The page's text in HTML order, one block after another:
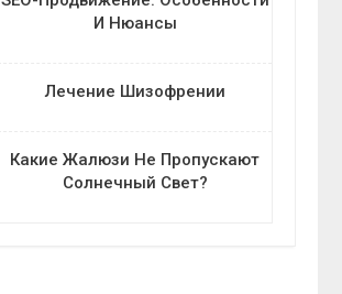
И Нюансы
Лечение Шизофрении
Какие Жалюзи Не Пропускают
Солнечный Свет?